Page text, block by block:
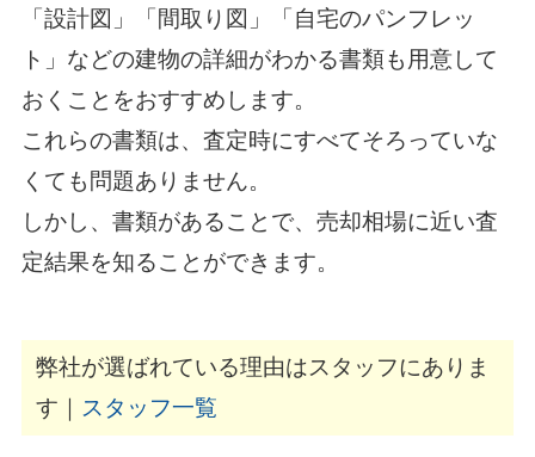
「設計図」「間取り図」「自宅のパンフレッ
ト」などの建物の詳細がわかる書類も用意して
おくことをおすすめします。
これらの書類は、査定時にすべてそろっていな
くても問題ありません。
しかし、書類があることで、売却相場に近い査
定結果を知ることができます。
弊社が選ばれている理由はスタッフにありま
す｜
スタッフ一覧